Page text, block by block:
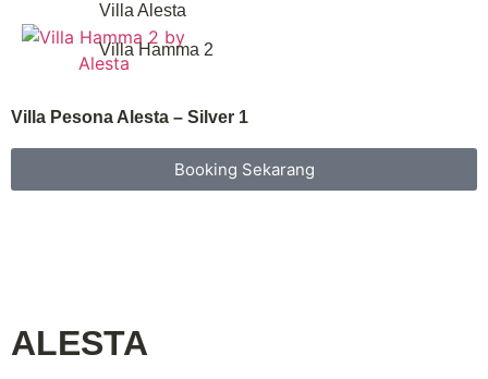
Villa Alesta
Villa Hamma 2
Villa Pesona Alesta – Silver 1
Booking Sekarang
ALESTA